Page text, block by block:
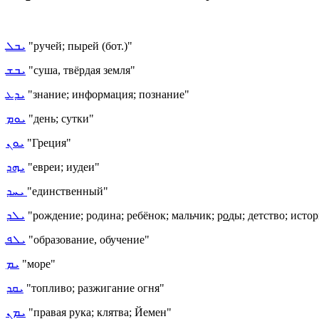
ܝܒܠ "ручей; пырей (бот.)"
ܝܒܫ "суша, твёрдая земля"
ܝܕܥ "знание; информация; познание"
ܝܘܡ "день; сутки"
ܝܘܢ "Греция"
ܝܗܕ "евреи; иудеи"
"единственный"
ܝܠܕ "рождение; родина; ребёнок; мальчик; роды; детство;
ܝܠܦ "образование, обучение"
ܝܡ "море"
ܝܩܕ "топливо; разжигание огня"
ܝܡܢ "правая рука; клятва; Йемен"